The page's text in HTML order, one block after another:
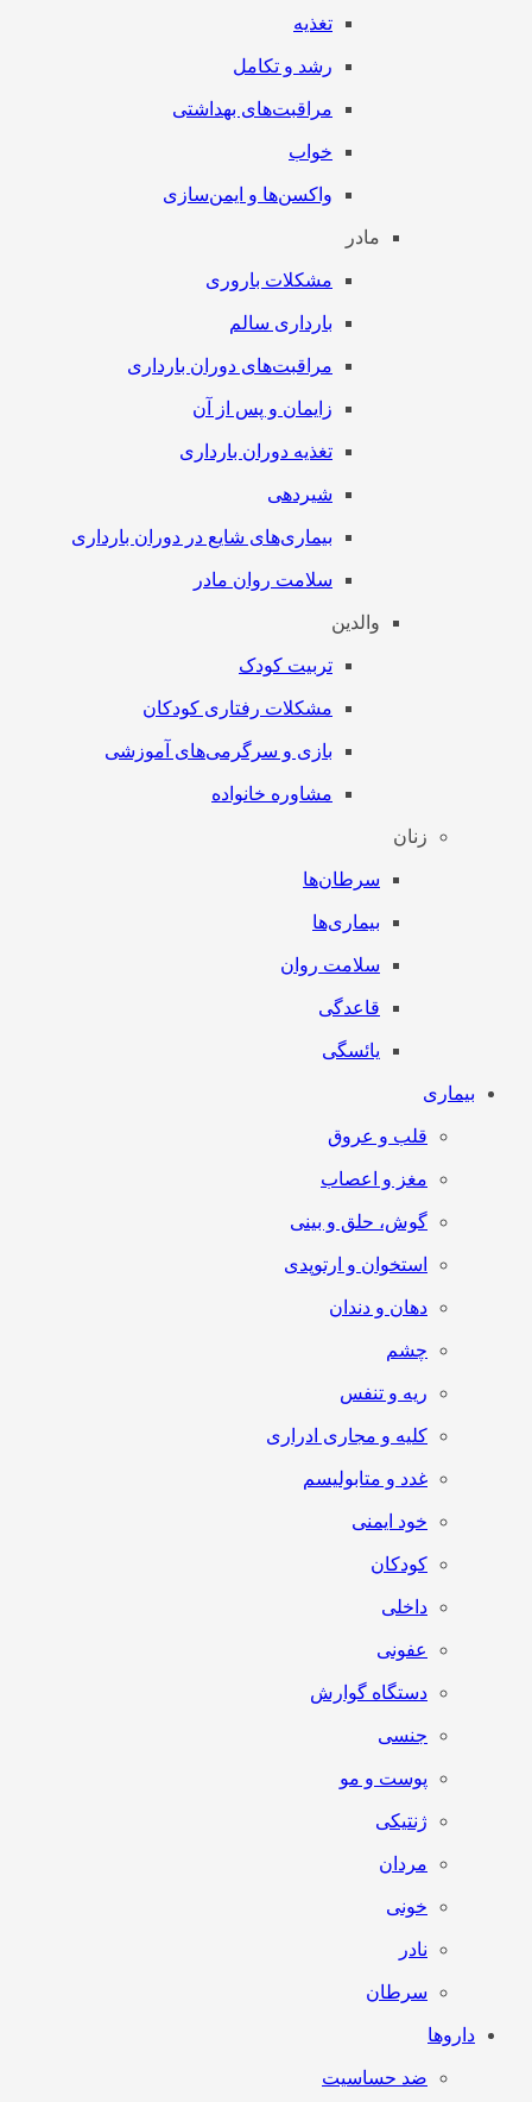
تغذیه
رشد و تکامل
مراقبت‌های بهداشتی
خواب
واکسن‌ها و ایمن‌سازی
مادر
مشکلات باروری
بارداری سالم
مراقبت‌های دوران بارداری
زایمان و پس از آن
تغذیه دوران بارداری
شیردهی
بیماری‌های شایع در دوران بارداری
سلامت روان مادر
والدین
تربیت کودک
مشکلات رفتاری کودکان
بازی و سرگرمی‌های آموزشی
مشاوره خانواده
زنان
سرطان‌‌ها
بیماری‌ها
سلامت روان
قاعدگی
یائسگی
بیماری
قلب و عروق
مغز و اعصاب
گوش، حلق و بینی
استخوان و ارتوپدی
دهان و دندان
چشم
ریه و تنفس
کلیه و مجاری ادراری
غدد و متابولیسم
خود ایمنی
کودکان
داخلی
عفونی
دستگاه گوارش
جنسی
پوست و مو
ژنتیکی
مردان
خونی
نادر
سرطان
داروها
ضد حساسیت